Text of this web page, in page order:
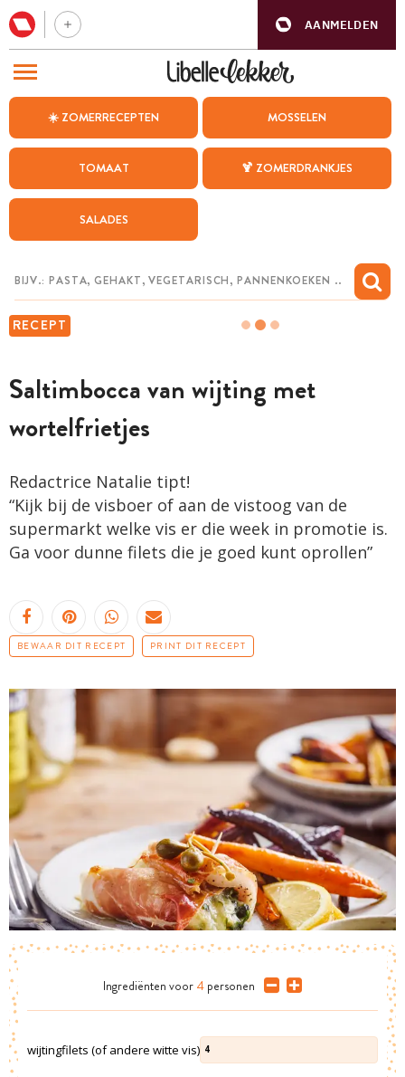
AANMELDEN
☀️ ZOMERRECEPTEN MOSSELEN
TOMAAT 🍹 ZOMERDRANKJES
SALADES
RECEPT
Saltimbocca van wijting met
wortelfrietjes
Redactrice Natalie tipt!
“Kijk bij de visboer of aan de vistoog van de
supermarkt welke vis er die week in promotie is.
Ga voor dunne filets die je goed kunt oprollen”
BEWAAR DIT RECEPT PRINT DIT RECEPT
Ingrediënten voor 4 personen
wijtingfilets (of andere witte vis) 4
BEZOEK ONZE ANDERE WEBSITES
WEEKMENU
CHAT MET MAIA
MIJN BEWAARDE RECEPTEN